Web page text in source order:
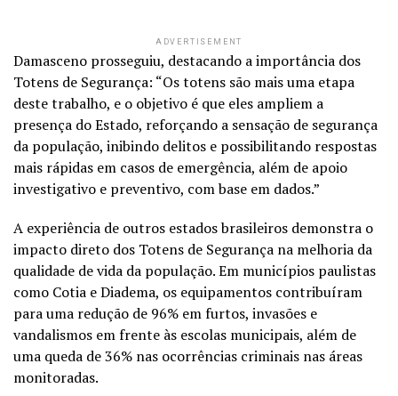
ADVERTISEMENT
Damasceno prosseguiu, destacando a importância dos
Totens de Segurança: “Os totens são mais uma etapa
deste trabalho, e o objetivo é que eles ampliem a
presença do Estado, reforçando a sensação de segurança
da população, inibindo delitos e possibilitando respostas
mais rápidas em casos de emergência, além de apoio
investigativo e preventivo, com base em dados.”
A experiência de outros estados brasileiros demonstra o
impacto direto dos Totens de Segurança na melhoria da
qualidade de vida da população. Em municípios paulistas
como Cotia e Diadema, os equipamentos contribuíram
para uma redução de 96% em furtos, invasões e
vandalismos em frente às escolas municipais, além de
uma queda de 36% nas ocorrências criminais nas áreas
monitoradas.